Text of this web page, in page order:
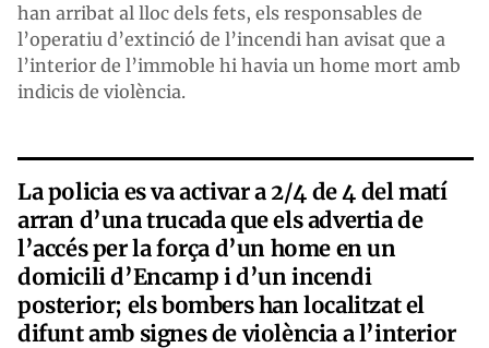
han arribat al lloc dels fets, els responsables de
l’operatiu d’extinció de l’incendi han avisat que a
l’interior de l’immoble hi havia un home mort amb
indicis de violència.
La policia es va activar a 2/4 de 4 del matí
arran d’una trucada que els advertia de
l’accés per la força d’un home en un
domicili d’Encamp i d’un incendi
posterior; els bombers han localitzat el
difunt amb signes de violència a l’interior